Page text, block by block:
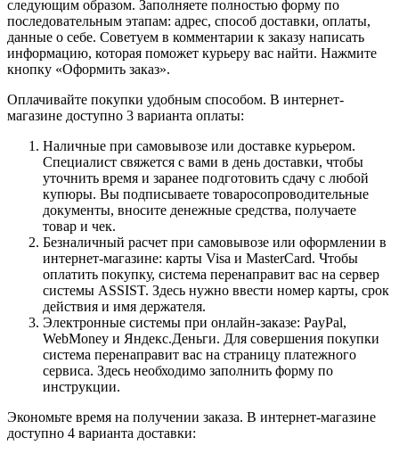
следующим образом. Заполняете полностью форму по
последовательным этапам: адрес, способ доставки, оплаты,
данные о себе. Советуем в комментарии к заказу написать
информацию, которая поможет курьеру вас найти. Нажмите
кнопку «Оформить заказ».
Оплачивайте покупки удобным способом. В интернет-
магазине доступно 3 варианта оплаты:
Наличные при самовывозе или доставке курьером.
Специалист свяжется с вами в день доставки, чтобы
уточнить время и заранее подготовить сдачу с любой
купюры. Вы подписываете товаросопроводительные
документы, вносите денежные средства, получаете
товар и чек.
Безналичный расчет при самовывозе или оформлении в
интернет-магазине: карты Visa и MasterCard. Чтобы
оплатить покупку, система перенаправит вас на сервер
системы ASSIST. Здесь нужно ввести номер карты, срок
действия и имя держателя.
Электронные системы при онлайн-заказе: PayPal,
WebMoney и Яндекс.Деньги. Для совершения покупки
система перенаправит вас на страницу платежного
сервиса. Здесь необходимо заполнить форму по
инструкции.
Экономьте время на получении заказа. В интернет-магазине
доступно 4 варианта доставки: